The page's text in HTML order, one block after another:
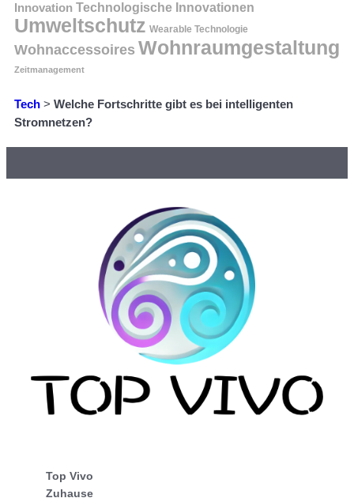
Innovation Technologische Innovationen
Umweltschutz Wearable Technologie
Wohnaccessoires Wohnraumgestaltung
Zeitmanagement
Tech > Welche Fortschritte gibt es bei intelligenten
Stromnetzen?
Top Vivo
Zuhause